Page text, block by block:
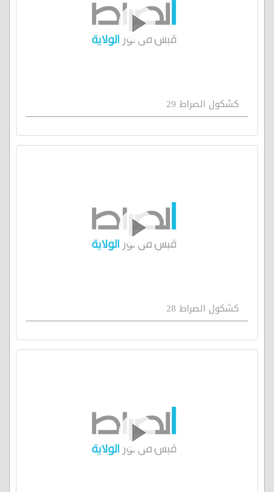
كشكول الصراط 29
كشكول الصراط 28